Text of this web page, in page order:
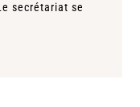
secrétariat se